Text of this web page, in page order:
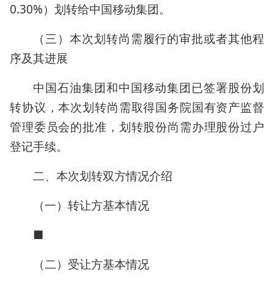
0.30%）划转给中国移动集团。
（三）本次划转尚需履行的审批或者其他程
序及其进展
中国石油集团和中国移动集团已签署股份划
转协议，本次划转尚需取得国务院国有资产监督
管理委员会的批准，划转股份尚需办理股份过户
登记手续。
二、本次划转双方情况介绍
（一）转让方基本情况
■
（二）受让方基本情况